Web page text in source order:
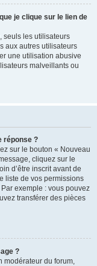
je clique sur le lien de
seuls les utilisateurs
aux autres utilisateurs
une utilisation abusive
malveillants ou
réponse ?
sur le bouton « Nouveau
cliquez sur le
d’être inscrit avant de
liste de vos permissions
exemple : vous pouvez
transférer des pièces
?
modérateur du forum,